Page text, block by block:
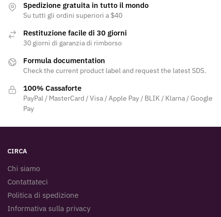
Spedizione gratuita in tutto il mondo
Su tutti gli ordini superiori a $40
Restituzione facile di 30 giorni
30 giorni di garanzia di rimborso
Formula documentation
Check the current product label and request the latest SDS.
100% Cassaforte
PayPal / MasterCard / Visa / Apple Pay / BLIK / Klarna / Google
Pay
CIRCA
Chi siamo
Contattateci
Politica di spedizione
Informativa sulla privacy